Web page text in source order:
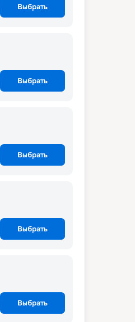
Выбрать
Выбрать
Выбрать
Выбрать
Выбрать